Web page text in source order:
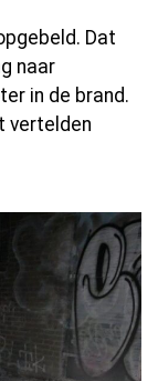
Dat
naar
in de brand.
vertelden